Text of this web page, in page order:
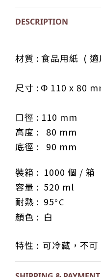
DESCRIPTION
材質 : 食品用紙 ( 適
尺寸 : Φ 110 x 80
口徑 : 110 mm
高度 : 80 mm
底徑 : 90 mm
裝箱 : 1000 個 / 箱
容量 : 520 ml
耐熱 : 95°C
顏色 : 白
特性 : 可冷藏， 不可